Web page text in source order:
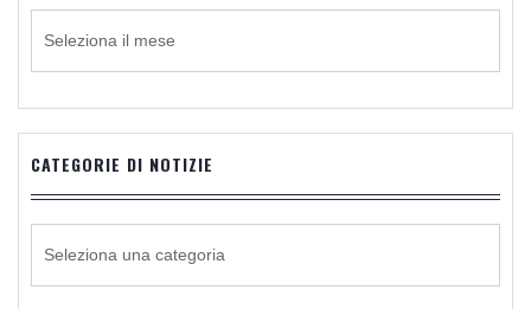
CATEGORIE DI NOTIZIE
NOTIZIE